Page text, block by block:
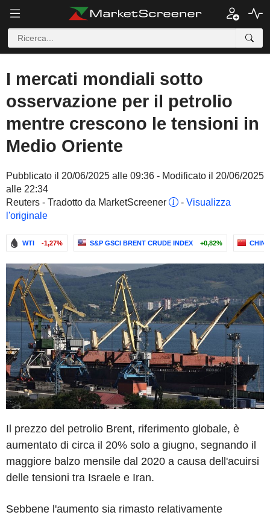
I mercati mondiali sotto
osservazione per il petrolio
mentre crescono le tensioni in
Medio Oriente
Pubblicato il 20/06/2025 alle 09:36 - Modificato il 20/06/2025
alle 22:34
Reuters - Tradotto da MarketScreener
- Visualizza
l'originale
WTI -1,27% S&P GSCI BRENT CRUDE INDEX +0,82%
Il prezzo del petrolio Brent, riferimento globale, è
aumentato di circa il 20% solo a giugno, segnando il
maggiore balzo mensile dal 2020 a causa dell'acuirsi
delle tensioni tra Israele e Iran.
Sebbene l'aumento sia rimasto relativamente